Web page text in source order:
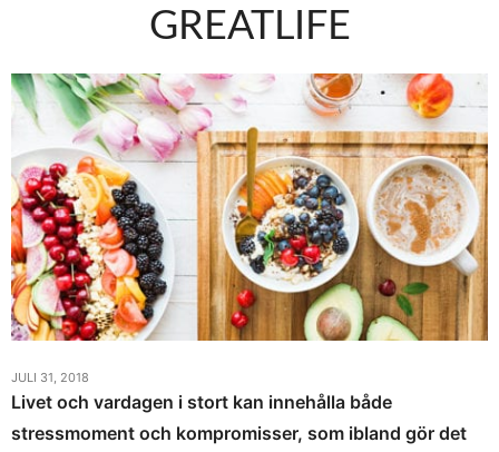
GREATLIFE
JULI 31, 2018
Livet och vardagen i stort kan innehålla både
stressmoment och kompromisser, som ibland gör det